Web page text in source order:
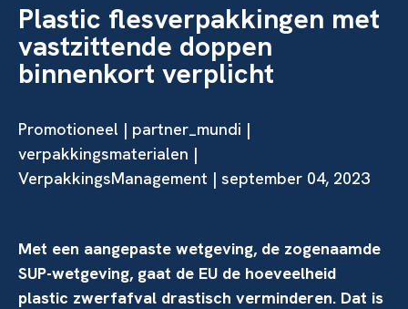
Plastic flesverpakkingen met
vastzittende doppen
binnenkort verplicht
Promotioneel | partner_mundi |
verpakkingsmaterialen |
VerpakkingsManagement | september 04, 2023
Met een aangepaste wetgeving, de zogenaamde
SUP-wetgeving, gaat de EU de hoeveelheid
plastic zwerfafval drastisch verminderen. Dat is